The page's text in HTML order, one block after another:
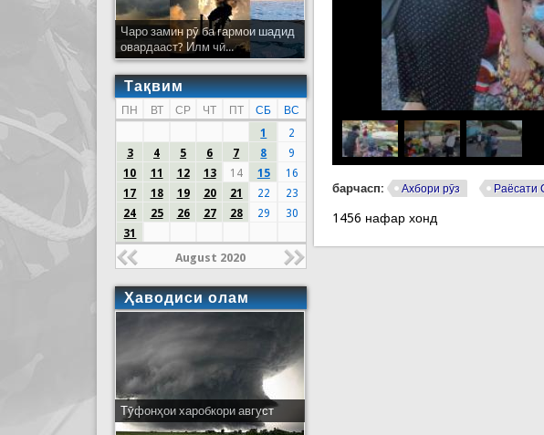
барчасп: Ахбори рӯз Раёсати
1456 нафар хонд
Чаро замин рӯ ба гармои шадид
овардааст? Илм чӣ...
Тақвим
ПН ВТ СР ЧТ ПТ СБ
ВС
1
2
3
4 5 6 7 8
9
10
11 12 13 14 15
16
17
18 19 20 21 22
23
24
25 26 27 28 29
30
31
August 2020
Ҳаводиси олам
Тӯфонҳои харобкори август